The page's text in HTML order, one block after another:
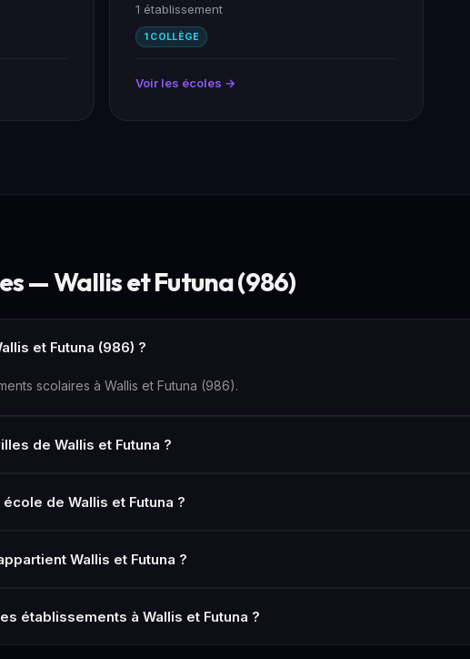
1 établissement
1 COLLÈGE
Voir les écoles →
— Wallis et Futuna (986)
et Futuna (986) ?
scolaires à Wallis et Futuna (986).
de Wallis et Futuna ?
de Wallis et Futuna ?
Wallis et Futuna ?
établissements à Wallis et Futuna ?